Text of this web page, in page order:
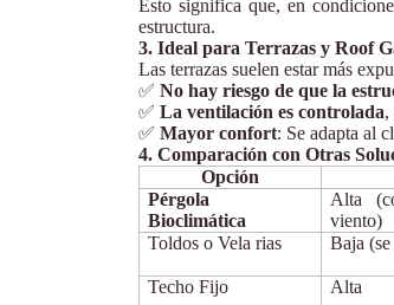
Esto significa que, en
estructura.
3. Ideal para Terrazas y Roof
Las terrazas suelen estar más
✅ No hay riesgo de que la
✅ La ventilación es controlada,
✅ Mayor confort: Se adapta al
4. Comparación con Otras
Opción
Pérgola
Bioclimática
Alta
viento)
Toldos o Vela rias Baja
Techo Fijo Alta